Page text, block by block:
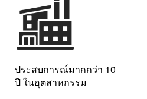
ประสบการณ์มากกว่า 10
ปี ในอุตสาหกรรม